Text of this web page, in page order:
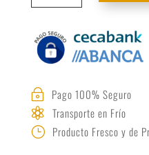
pollo
~ Pago 100% Seguro
 Transporte en Frío
} Producto Fresco y de